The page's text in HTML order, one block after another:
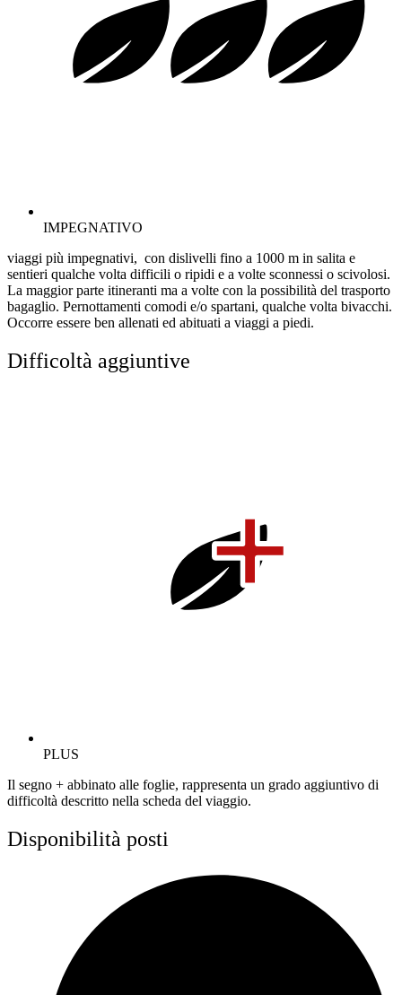
IMPEGNATIVO
viaggi più impegnativi, con dislivelli fino a 1000 m in salita e
sentieri qualche volta difficili o ripidi e a volte sconnessi o scivolosi.
La maggior parte itineranti ma a volte con la possibilità del trasporto
bagaglio. Pernottamenti comodi e/o spartani, qualche volta bivacchi.
Occorre essere ben allenati ed abituati a viaggi a piedi.
Difficoltà aggiuntive
PLUS
Il segno + abbinato alle foglie, rappresenta un grado aggiuntivo di
difficoltà descritto nella scheda del viaggio.
Disponibilità posti